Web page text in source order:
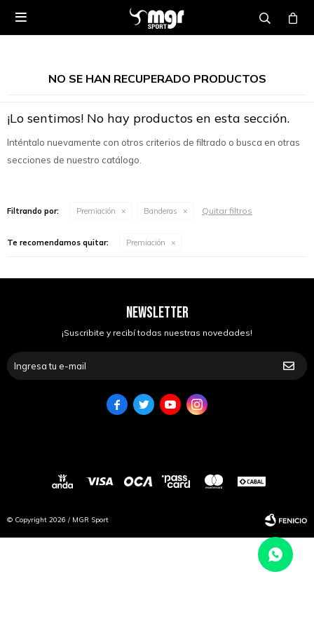

NO SE HAN RECUPERADO PRODUCTOS
¡Lo sentimos! No hay productos en esta sección.
Inténtalo nuevamente con otros criterios de filtrado o busca en otras
secciones de nuestro catálogo.
Filtrando por: Premiación Banderas Quitar filtros
Te recomendamos quitar: Premiación
NEWSLETTER
¡Suscribite y recibí todas nuestras novedades!
   
© Copyright 2026 / MGR Sport